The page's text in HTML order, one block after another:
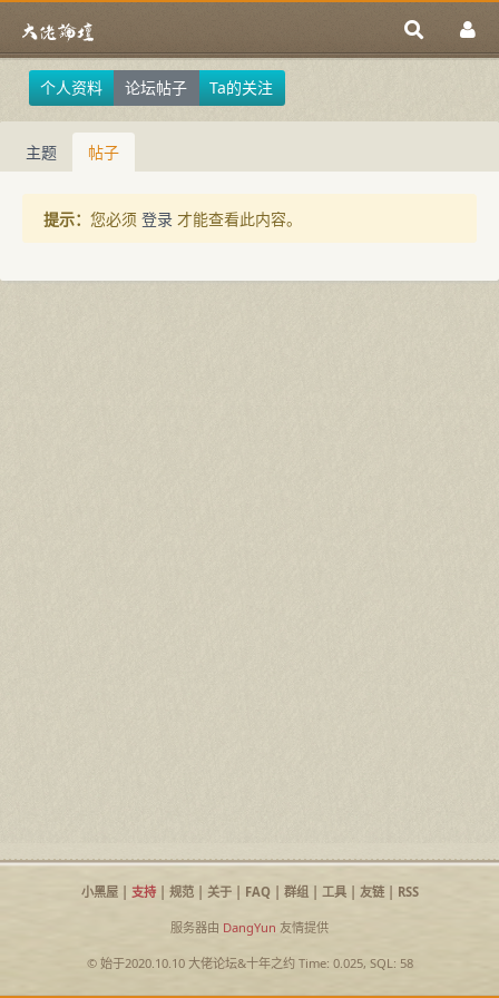
个人资料 论坛帖子 Ta的关注
主题 帖子
提示： 您必须 登录 才能查看此内容。
小黑屋| 支持| 规范| 关于| FAQ| 群组| 工具| 友链| RSS
服务器由 DangYun 友情提供
© 始于2020.10.10 大佬论坛&十年之约Time: 0.025, SQL: 58